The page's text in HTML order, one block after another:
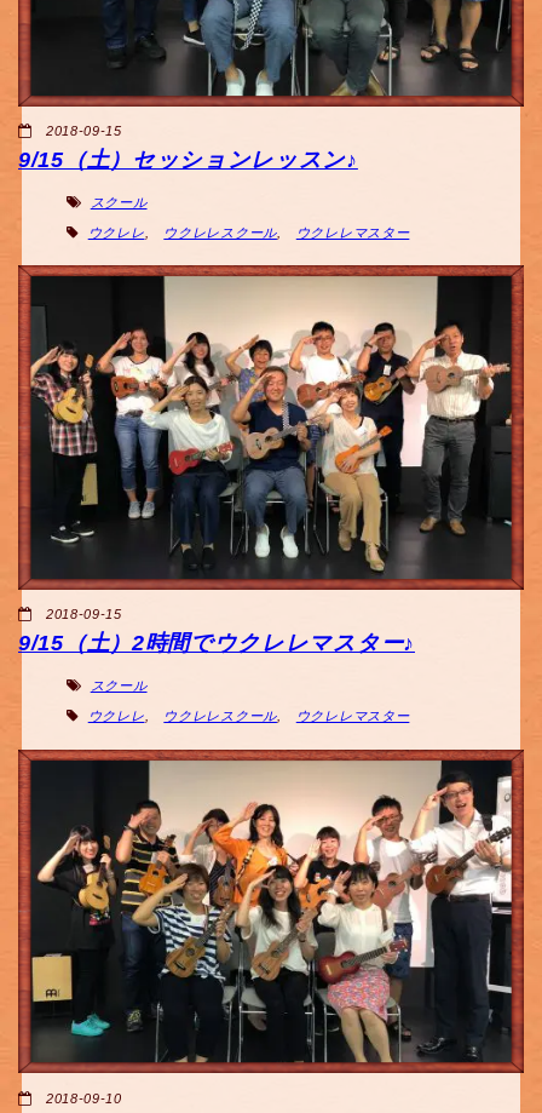
2018-09-15
9/15（土）セッションレッスン♪
スクール
ウクレレ ウクレレスクール, ウクレレマスター
2018-09-15
9/15（土）2時間でウクレレマスター♪
スクール
ウクレレ ウクレレスクール, ウクレレマスター
2018-09-10